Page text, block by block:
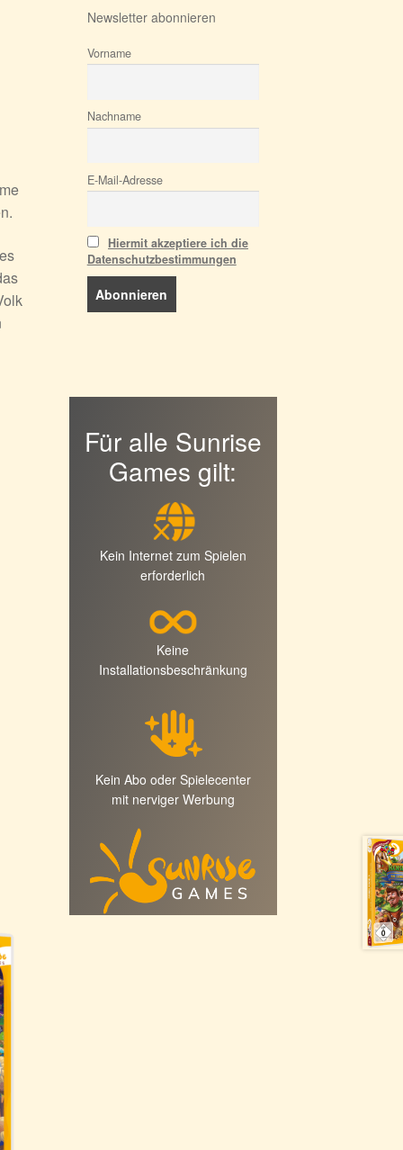
Newsletter abonnieren
Vorname
Nachname
E-Mail-Adresse
Hiermit akzeptiere ich die
Datenschutzbestimmungen
Für alle Sunrise
Games gilt:
Kein Internet zum Spielen
erforderlich
Keine
Installationsbeschränkung
Kein Abo oder Spielecenter
mit nerviger Werbung